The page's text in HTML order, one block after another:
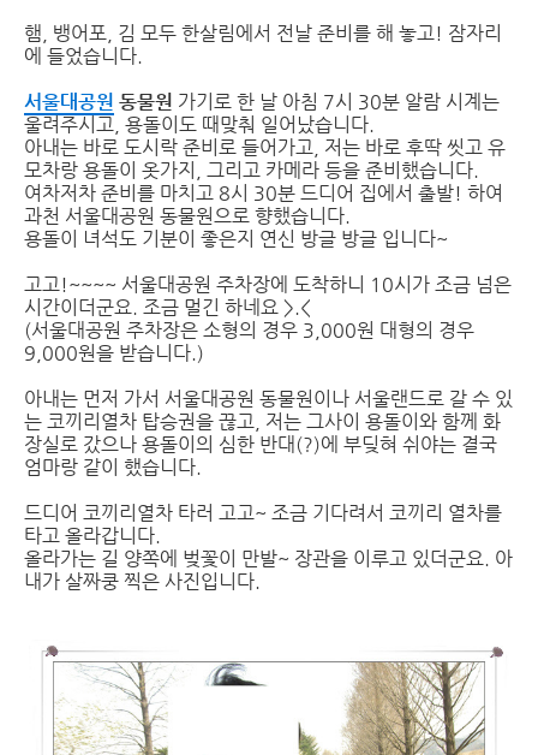
햄, 뱅어포, 김 모두 한살림에서 전날 준비를 해 놓고! 잠자리
에 들었습니다.
서울대공원 동물원 가기로 한 날 아침 7시 30분 알람 시계는
울려주시고, 용돌이도 때맞춰 일어났습니다.
아내는 바로 도시락 준비로 들어가고, 저는 바로 후딱 씻고 유
모차랑 용돌이 옷가지, 그리고 카메라 등을 준비했습니다.
여차저차 준비를 마치고 8시 30분 드디어 집에서 출발! 하여
과천 서울대공원 동물원으로 향했습니다.
용돌이 녀석도 기분이 좋은지 연신 방글 방글 입니다~
고고!~~~~ 서울대공원 주차장에 도착하니 10시가 조금 넘은
시간이더군요. 조금 멀긴 하네요 >.<
(서울대공원 주차장은 소형의 경우 3,000원 대형의 경우
9,000원을 받습니다.)
아내는 먼저 가서 서울대공원 동물원이나 서울랜드로 갈 수 있
는 코끼리열차 탑승권을 끊고, 저는 그사이 용돌이와 함께 화
장실로 갔으나 용돌이의 심한 반대(?)에 부딪혀 쉬야는 결국
엄마랑 같이 했습니다.
드디어 코끼리열차 타러 고고~ 조금 기다려서 코끼리 열차를
타고 올라갑니다.
올라가는 길 양쪽에 벚꽃이 만발~ 장관을 이루고 있더군요. 아
내가 살짜쿵 찍은 사진입니다.